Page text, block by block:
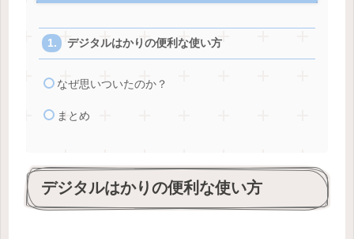
デジタルはかりの便利な使い方
なぜ思いついたのか？
まとめ
デジタルはかりの便利な使い方